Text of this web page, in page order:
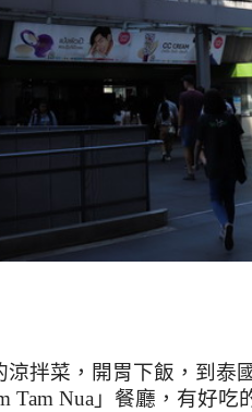
拌菜，開胃下飯，到泰
Tam Nua 」餐廳，有好吃